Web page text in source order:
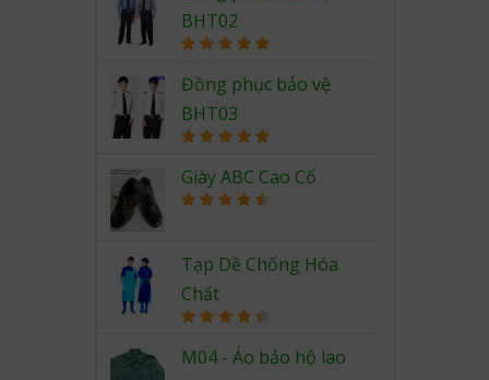
BHT02
out of 5
Đồng phục bảo vệ
BHT03
out of 5
Giày ABC Cao Cổ
Tạp Dề Chống Hóa
Chất
out of 5
M04 - Áo bảo hộ lao